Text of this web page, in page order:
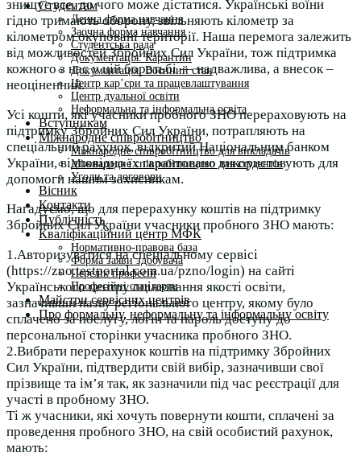
Студентам
Денна форма навчання
Заочна форма навчання
Студентська рада
Документація. Карантин
Документація. Воєнний стан
Центр кар’єри та працевлаштування
Центр дуальної освіти
Неформальна та інформальна освіта
Вступникам
Міжнародне співробітництво
Міжнародне співробітництво для викладачів
Міжнародне співробітництво для студентів
Угоди та договори
Вісник
Контакти
Публічність
Кваліфікаційний центр МФК
Нормативно-правова база
Форма заяви здобувача
Перелік професій
Професійні стандарти
Майстри сервісних центрів
Про формальну, неформальну та інформальну освіту
знищує все, до чого може дістатися. Українські воїни
гідно тримають оборону, звільняють кілометр за
кілометром окуповані території. Наша перемога залежить
від можливостей Збройних Сил України, тож підтримка
кожного з нас у цій боротьбі — надважлива, а внесок –
неоціненний.
Усі кошти, які учасники пробного ЗНО перераховують на
підтримку Збройних Сил України, потрапляють на
спеціальний рахунок, відкритий Національним банком
України, відповідно їх гарантовано використовують для
допомоги нашим захисникам.
Нагадуємо, що для перерахунку коштів на підтримку
Збройних Сил України учасники пробного ЗНО мають:
1.Авторизуватися на спеціальному сервісі
(https://zno.testportal.com.ua/pzno/login) на сайті
Українського центру оцінювання якості освіти,
зазначивши назву регіонального центру, якому було
сплачено за послугу, логін та пароль доступу до
персональної сторінки учасника пробного ЗНО.
2.Вибрати перерахунок коштів на підтримку Збройних
Сил України, підтвердити свій вибір, зазначивши свої
прізвище та ім’я так, як зазначили під час реєстрації для
участі в пробному ЗНО.
Ті ж учасники, які хочуть повернути кошти, сплачені за
проведення пробного ЗНО, на свій особистий рахунок,
мають: